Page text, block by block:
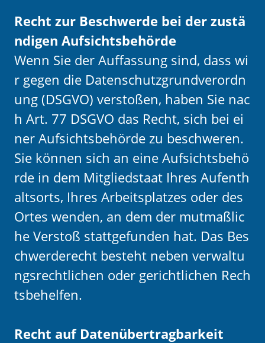
Recht zur Beschwerde bei der zustä
ndigen Aufsichtsbehörde
Wenn Sie der Auffassung sind, dass wi
r gegen die Datenschutzgrundverordn
ung (DSGVO) verstoßen, haben Sie nac
h Art. 77 DSGVO das Recht, sich bei ei
ner Aufsichtsbehörde zu beschweren.
Sie können sich an eine Aufsichtsbehö
rde in dem Mitgliedstaat Ihres Aufenth
altsorts, Ihres Arbeitsplatzes oder des
Ortes wenden, an dem der mutmaßlic
he Verstoß stattgefunden hat. Das Bes
chwerderecht besteht neben verwaltu
ngsrechtlichen oder gerichtlichen Rech
tsbehelfen.
Recht auf Datenübertragbarkeit